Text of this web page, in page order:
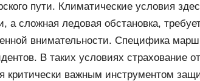
пути. Климатические условия
а сложная ледовая обстановка,
внимательности. Специфика
В таких условиях страхование
критически важным инструментом